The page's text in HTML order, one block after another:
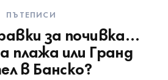
ПЪТЕПИСИ
за почивка…
плажа или Гранд
в Банско?